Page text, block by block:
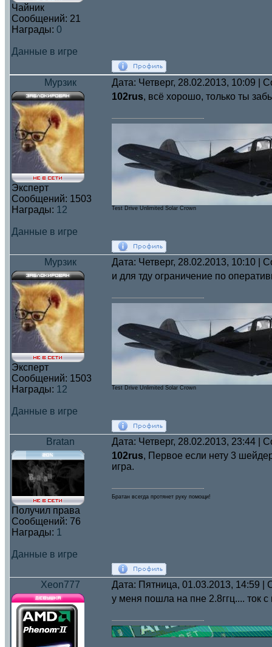
Чайник
Сообщений: 21
Награды: 0
Данные в игре
Мурзик Дата: Четверг, 28.02.2013, 10:09 |
Эксперт
Сообщений: 1503
Награды: 12
Данные в игре
102rus, всё хорошо, только ты
Test Drive Unlimited Solar Crown
Мурзик Дата: Четверг, 28.02.2013, 10:10 |
Эксперт
Сообщений: 1503
Награды: 12
Данные в игре
и для тду ограничение по
Test Drive Unlimited Solar Crown
Bratan Дата: Четверг, 28.02.2013, 23:44 |
Получил права
Сообщений: 76
Награды: 1
Данные в игре
102rus, Первое если нету 3
игра.
Братан всегда протянет руку помощи!
Xeon777 Дата: Пятница, 01.03.2013, 14:59
у меня пошла на пне 2.8ггц.... ток